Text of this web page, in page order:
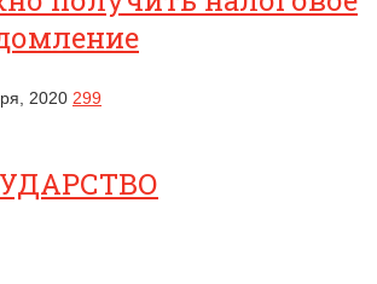
2020 299